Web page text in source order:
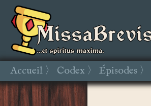
Accueil Codex Épisodes